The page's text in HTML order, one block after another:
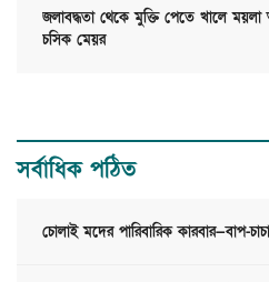
জলাবদ্ধতা থেকে মুক্তি পেতে খালে
চসিক মেয়র
সর্বাধিক পঠিত
চোলাই মদের পারিবারিক কারবার—বাপ-